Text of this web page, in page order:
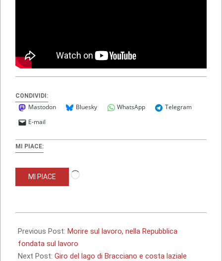
CONDIVIDI:
Mastodon Bluesky WhatsApp
Telegram
E-mail
MI PIACE:
MI PIACE
05-
13
Previous Post: Morire sul lavoro, nella Repubblica
fondata sul lavoro
Next Post: Giro del lago di Bracciano e costa laziale